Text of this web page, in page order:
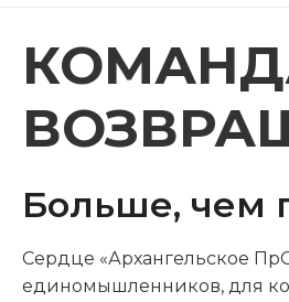
Больше, чем
Сердце «Архангельское
единомышленников, для